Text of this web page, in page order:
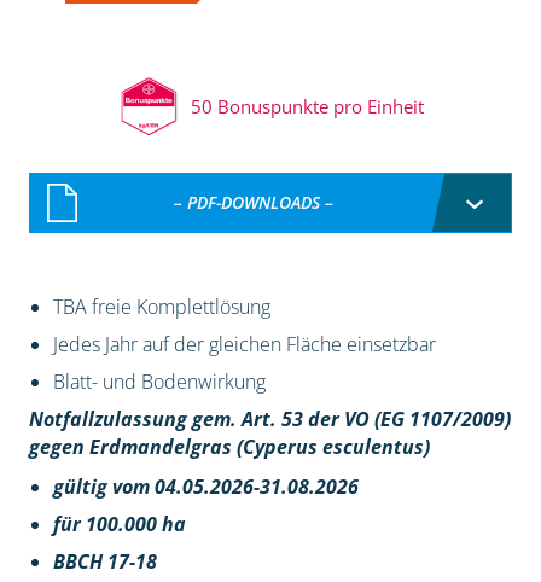
50 Bonuspunkte pro Einheit
– PDF-DOWNLOADS –
TBA freie Komplettlösung
Jedes Jahr auf der gleichen Fläche einsetzbar
Blatt- und Bodenwirkung
Notfallzulassung gem. Art. 53 der VO (EG 1107/2009)
gegen Erdmandelgras (Cyperus esculentus)
gültig vom 04.05.2026-31.08.2026
für 100.000 ha
BBCH 17-18